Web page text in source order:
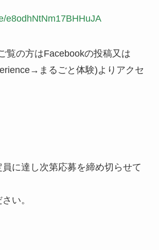
e8odhNtNm17BHHuJA
覧の方はFacebookの投稿又は
まるごと体験)よりアクセ
に達し次第応募を締め切らせて
い。